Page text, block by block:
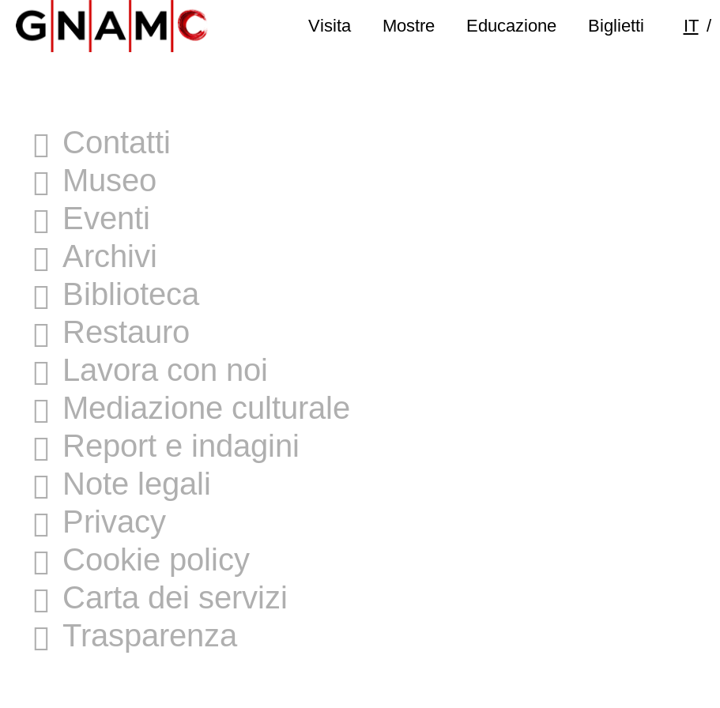
Visita Mostre Educazione Biglietti IT /
Contatti
Museo
Eventi
Archivi
Biblioteca
Restauro
Lavora con noi
Mediazione culturale
Report e indagini
Note legali
Privacy
Cookie policy
Carta dei servizi
Trasparenza